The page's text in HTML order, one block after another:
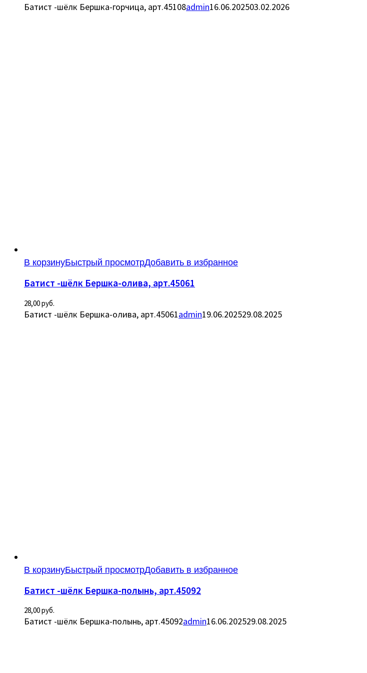
Батист -шёлк Бершка-горчица, арт.45108admin16.06.202503.02.2026
В корзинуБыстрый просмотрДобавить в избранное
Батист -шёлк Бершка-олива, арт.45061
28,00руб.
Батист -шёлк Бершка-олива, арт.45061admin19.06.202529.08.2025
В корзинуБыстрый просмотрДобавить в избранное
Батист -шёлк Бершка-полынь, арт.45092
28,00руб.
Батист -шёлк Бершка-полынь, арт.45092admin16.06.202529.08.2025